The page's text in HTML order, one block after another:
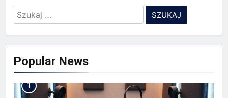
Szukaj:
Popular News
1